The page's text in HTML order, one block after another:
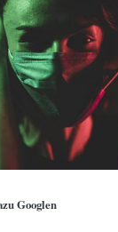
Googlen